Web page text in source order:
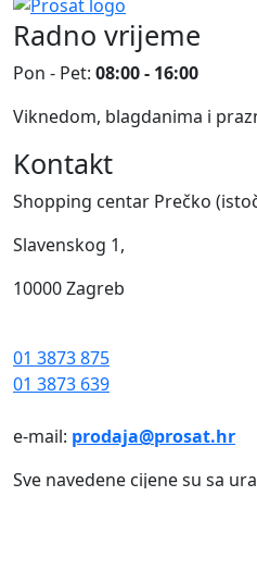
Radno vrijeme
Pon - Pet: 08:00 - 16:00
Viknedom, blagdanima i
Kontakt
Shopping centar Prečko
Slavenskog 1,
10000 Zagreb
01 3873 875
01 3873 639
e-mail: prodaja@prosat.hr
Sve navedene cijene su sa